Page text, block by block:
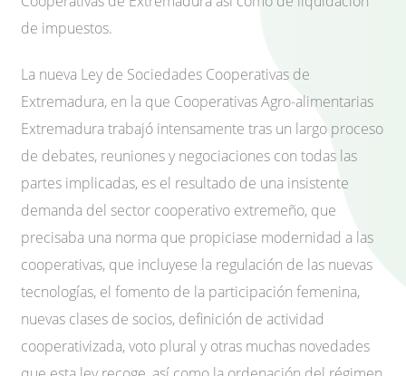
de impuestos.
La nueva Ley de Sociedades Cooperativas de
Extremadura, en la que Cooperativas Agro-alimentarias
Extremadura trabajó intensamente tras un largo proceso
de debates, reuniones y negociaciones con todas las
partes implicadas, es el resultado de una insistente
demanda del sector cooperativo extremeño, que
precisaba una norma que propiciase modernidad a las
cooperativas, que incluyese la regulación de las nuevas
tecnologías, el fomento de la participación femenina,
nuevas clases de socios, definición de actividad
cooperativizada, voto plural y otras muchas novedades